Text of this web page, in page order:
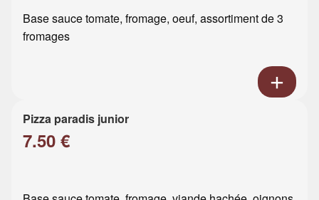
Base sauce tomate, fromage, oeuf, assortiment de 3
fromages
Pizza paradis junior
7.50 €